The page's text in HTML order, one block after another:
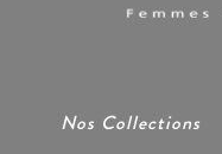
Nos Collections